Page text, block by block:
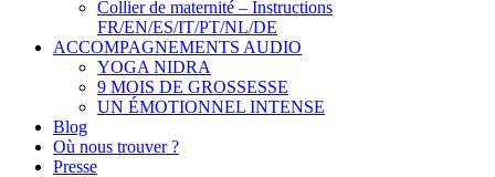
Collier de maternité – Instructions
FR/EN/ES/IT/PT/NL/DE
ACCOMPAGNEMENTS AUDIO
YOGA NIDRA
9 MOIS DE GROSSESSE
UN ÉMOTIONNEL INTENSE
Blog
Où nous trouver ?
Presse